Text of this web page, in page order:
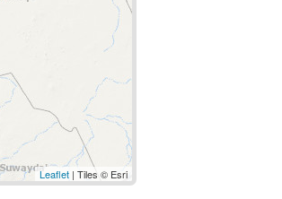
Leaflet | Tiles © Esri